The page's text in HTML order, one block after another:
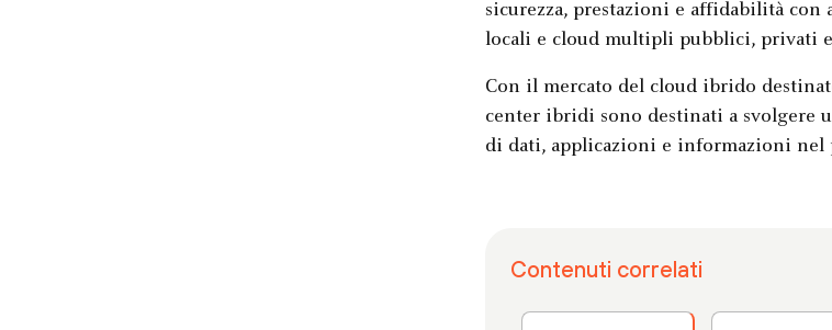
sicurezza, prestazioni e affidabilità con
locali e cloud multipli pubblici, privati
Con il mercato del cloud ibrido
center ibridi sono destinati a svolgere
di dati, applicazioni e informazioni nel
Contenuti correlati